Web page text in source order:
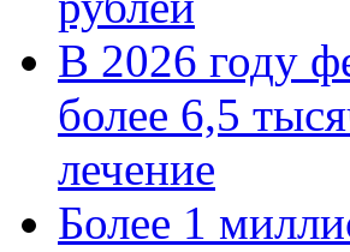
В 2026 году
более 6,5
лечение
Более 1